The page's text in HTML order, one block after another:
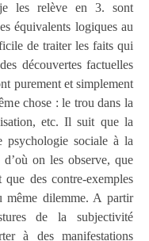
les relève en 3. sont
équivalents logiques au
de traiter les faits qui
découvertes factuelles
purement et simplement
chose : le trou dans la
etc. Il suit que la
psychologie sociale à la
on les observe, que
des contre-exemples
même dilemme. A partir
de la subjectivité
à des manifestations